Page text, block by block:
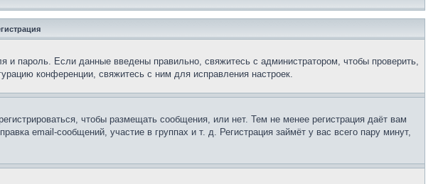
пароль. Если данные введены правильно, свяжитесь с администратором, чтобы проверить,
конференции, свяжитесь с ним для исправления настроек.
чтобы размещать сообщения, или нет. Тем не менее регистрация даёт вам
email-сообщений, участие в группах и т. д. Регистрация займёт у вас всего пару минут,